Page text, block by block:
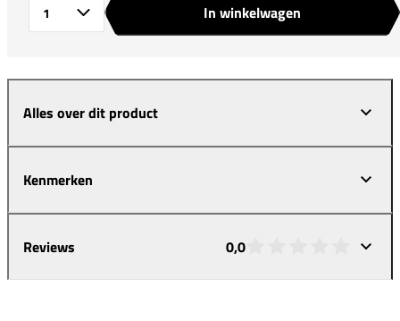
In winkelwagen
Alles over dit product
Kenmerken
Reviews 0,0